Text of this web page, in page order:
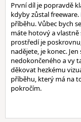
První díl je popravdě
kdyby zůstal
příběhu. Vůbec bych
máte hotový a vlastně
prostředí je
nadějete, je konec.
nedokončeného a vy
děkovat hezkému
příběhu, který má na
pokročím.